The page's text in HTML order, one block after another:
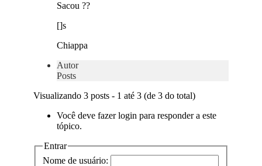
Sacou ??
[]s
Chiappa
Autor
Posts
Visualizando 3 posts - 1 até 3 (de 3 do total)
Você deve fazer login para responder a este
tópico.
Entrar
Nome de usuário: